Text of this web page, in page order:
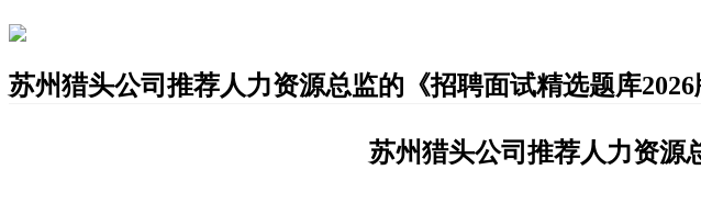
苏州猎头公司推荐人力资源总监的《招聘面试精选题库2026
苏州猎头公司推荐人力资源